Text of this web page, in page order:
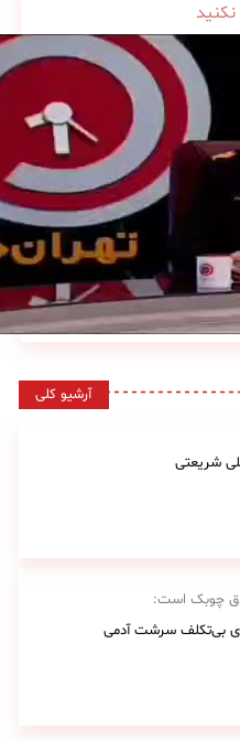
آرشیو کلی
شریعتی
چوبک است:
بی‌تکلف سرشت آدمی